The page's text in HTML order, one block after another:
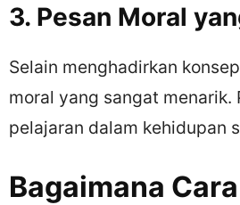
3. Pesan Moral
Selain menghadirkan
moral yang sangat
pelajaran dalam kehidupan
Bagaimana